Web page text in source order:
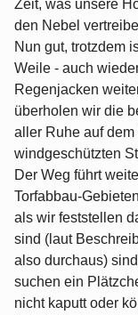
Zeit, was unsere
den Nebel
Nun gut, trotzdem
Weile - auch
Regenjacken
überholen wir die
aller Ruhe auf
windgeschützten
Der Weg führt
Torfabbau-
als wir feststellen
sind (laut
also durchaus)
suchen ein
nicht kaputt oder